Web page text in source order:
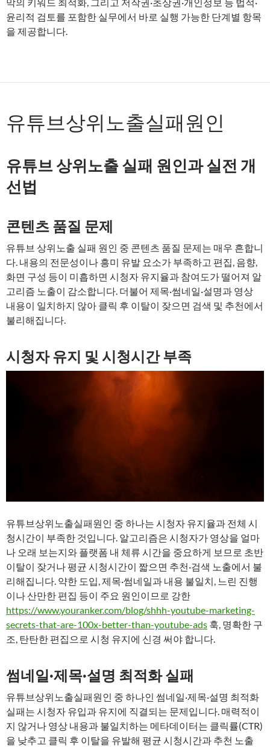
윤리적 검토를 포함한 실무에서 바로 실행 가능한 단계별 항목
을 제공합니다.
유튜브상위노출실패원인
유튜브 상위노출 실패 원인과 실전 개
선법
콘텐츠 품질 문제
유튜브 상위노출 실패 원인 중 콘텐츠 품질 문제는 매우 흔합니
다. 내용의 전문성이나 흥미 유발 요소가 부족하고 편집, 음향,
화면 구성 등이 미흡하면 시청자 유지율과 참여도가 떨어져 알
고리즘 노출이 감소합니다. 더불어 제목·썸네일·설명과 영상
내용이 일치하지 않아 클릭 후 이탈이 잦으면 검색 및 추천에서
불리해집니다.
시청자 유지 및 시청시간 부족
유튜브상위노출실패원인 중 하나는 시청자 유지율과 전체 시
청시간이 부족한 것입니다. 알고리즘은 시청자가 영상을 얼마
나 오래 보는지와 플랫폼 내 체류 시간을 중요하게 보므로 초반
이탈이 잦거나 평균 시청시간이 짧으면 추천·검색 노출에서 불
리해집니다. 약한 도입, 제목·썸네일과 내용 불일치, 느린 진행
이나 산만한 편집 등이 주요 원인이므로 강한
https://www.youranker.com/blog/shhh-youtube-marketing-
secrets-that-are-100x-better-than-youtube-ads 훅, 명확한 구
조, 탄탄한 편집으로 시청 유지에 신경 써야 합니다.
썸네일·제목·설명 최적화 실패
유튜브상위노출실패원인 중 하나인 썸네일·제목·설명 최적화
실패는 시청자 유입과 유지에 직결되는 문제입니다. 매력적이
지 않거나 영상 내용과 불일치하는 메타데이터는 클릭률(CTR)
을 낮추고 클릭 후 이탈을 유발해 평균 시청시간과 추천 노출